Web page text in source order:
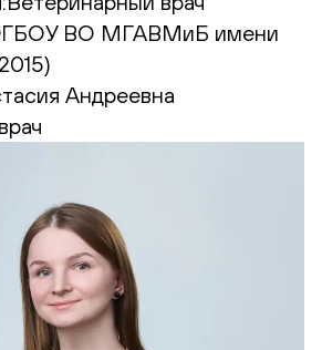
ВО МГАВМиБ имени
Андреевна